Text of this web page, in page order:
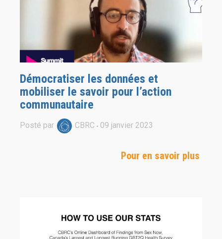
Démocratiser les données et
mobiliser le savoir pour l’action
communautaire
Posté par CBRC 09 janvier 2023
Pour en savoir plus